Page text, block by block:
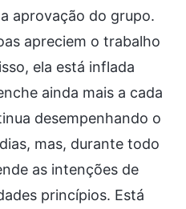
aprovação do grupo.
apreciem o trabalho
ela está inflada
ainda mais a cada
desempenhando o
mas, durante todo
as intenções de
princípios. Está